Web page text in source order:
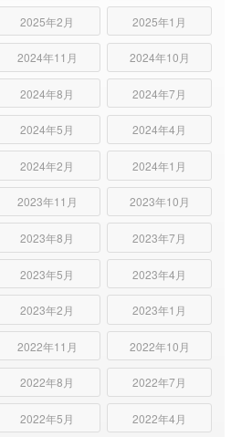
2025年2月 2025年1月
2024年11月 2024年10月
2024年8月 2024年7月
2024年5月 2024年4月
2024年2月 2024年1月
2023年11月 2023年10月
2023年8月 2023年7月
2023年5月 2023年4月
2023年2月 2023年1月
2022年11月 2022年10月
2022年8月 2022年7月
2022年5月 2022年4月